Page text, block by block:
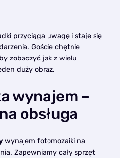
przyciąga uwagę i staje się
Goście chętnie
zobaczyć jak z wielu
duży obraz.
wynajem –
obsługa
wynajem fotomozaiki na
Zapewniamy cały sprzęt